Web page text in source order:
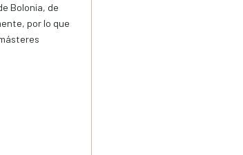
Bolonia, de
por lo que